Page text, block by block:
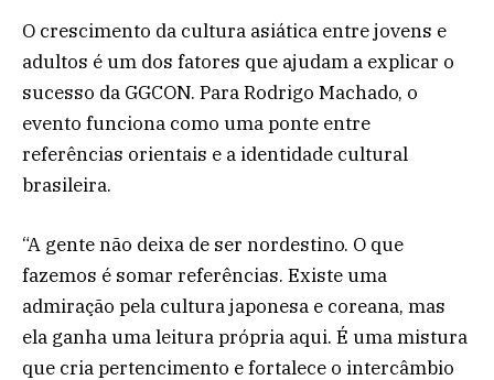
O crescimento da cultura asiática entre jovens e
adultos é um dos fatores que ajudam a explicar o
sucesso da GGCON. Para Rodrigo Machado, o
evento funciona como uma ponte entre
referências orientais e a identidade cultural
brasileira.
“A gente não deixa de ser nordestino. O que
fazemos é somar referências. Existe uma
admiração pela cultura japonesa e coreana, mas
ela ganha uma leitura própria aqui. É uma mistura
que cria pertencimento e fortalece o intercâmbio